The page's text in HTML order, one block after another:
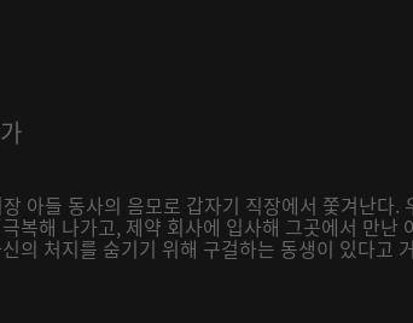
아들 동사의 음모로 갑자기 직장에서 쫓겨난다.
복해 나가고, 제약 회사에 입사해 그곳에서 만난
의 처지를 숨기기 위해 구걸하는 동생이 있다고